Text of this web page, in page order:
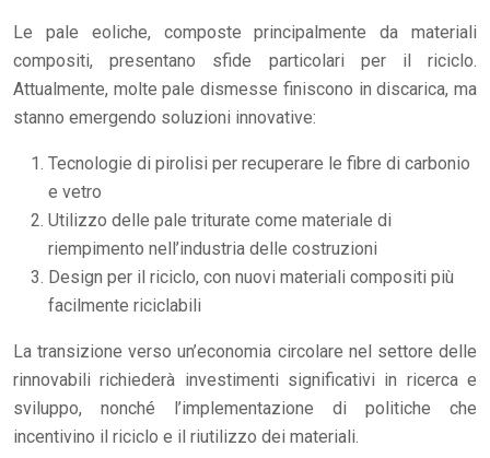
Le pale eoliche, composte principalmente da materiali
compositi, presentano sfide particolari per il riciclo.
Attualmente, molte pale dismesse finiscono in discarica, ma
stanno emergendo soluzioni innovative:
Tecnologie di pirolisi per recuperare le fibre di carbonio
e vetro
Utilizzo delle pale triturate come materiale di
riempimento nell’industria delle costruzioni
Design per il riciclo, con nuovi materiali compositi più
facilmente riciclabili
La transizione verso un’economia circolare nel settore delle
rinnovabili richiederà investimenti significativi in ricerca e
sviluppo, nonché l’implementazione di politiche che
incentivino il riciclo e il riutilizzo dei materiali.